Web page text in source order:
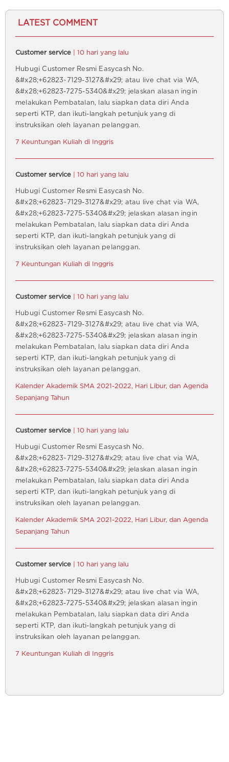
LATEST COMMENT
Customer service | 10 hari yang lalu
Hubugi Customer Resmi Easycash No.
&#x28;+62823~7129-3127&#x29; atau live chat via WA,
&#x28;+62823-7275-5340&#x29; jelaskan alasan ingin
melakukan Pembatalan, lalu siapkan data diri Anda
seperti KTP, dan ikuti-langkah petunjuk yang di
instruksikan oleh layanan pelanggan.
7 Keuntungan Kuliah di Inggris
Customer service | 10 hari yang lalu
Hubugi Customer Resmi Easycash No.
&#x28;+62823~7129-3127&#x29; atau live chat via WA,
&#x28;+62823-7275-5340&#x29; jelaskan alasan ingin
melakukan Pembatalan, lalu siapkan data diri Anda
seperti KTP, dan ikuti-langkah petunjuk yang di
instruksikan oleh layanan pelanggan.
7 Keuntungan Kuliah di Inggris
Customer service | 10 hari yang lalu
Hubugi Customer Resmi Easycash No.
&#x28;+62823~7129-3127&#x29; atau live chat via WA,
&#x28;+62823-7275-5340&#x29; jelaskan alasan ingin
melakukan Pembatalan, lalu siapkan data diri Anda
seperti KTP, dan ikuti-langkah petunjuk yang di
instruksikan oleh layanan pelanggan.
Kalender Akademik SMA 2021-2022, Hari Libur, dan Agenda
Sepanjang Tahun
Customer service | 10 hari yang lalu
Hubugi Customer Resmi Easycash No.
&#x28;+62823~7129-3127&#x29; atau live chat via WA,
&#x28;+62823-7275-5340&#x29; jelaskan alasan ingin
melakukan Pembatalan, lalu siapkan data diri Anda
seperti KTP, dan ikuti-langkah petunjuk yang di
instruksikan oleh layanan pelanggan.
Kalender Akademik SMA 2021-2022, Hari Libur, dan Agenda
Sepanjang Tahun
Customer service | 10 hari yang lalu
Hubugi Customer Resmi Easycash No.
&#x28;+62823~7129-3127&#x29; atau live chat via WA,
&#x28;+62823-7275-5340&#x29; jelaskan alasan ingin
melakukan Pembatalan, lalu siapkan data diri Anda
seperti KTP, dan ikuti-langkah petunjuk yang di
instruksikan oleh layanan pelanggan.
7 Keuntungan Kuliah di Inggris